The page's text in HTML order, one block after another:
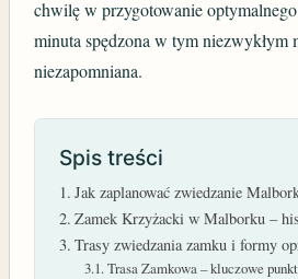
chwilę w przygotowanie
minuta spędzona w tym niezwykłym
niezapomniana.
Spis treści
Jak zaplanować zwiedzanie
Zamek Krzyżacki w Malborku –
Trasy zwiedzania zamku i formy
Trasa Zamkowa – kluczowe